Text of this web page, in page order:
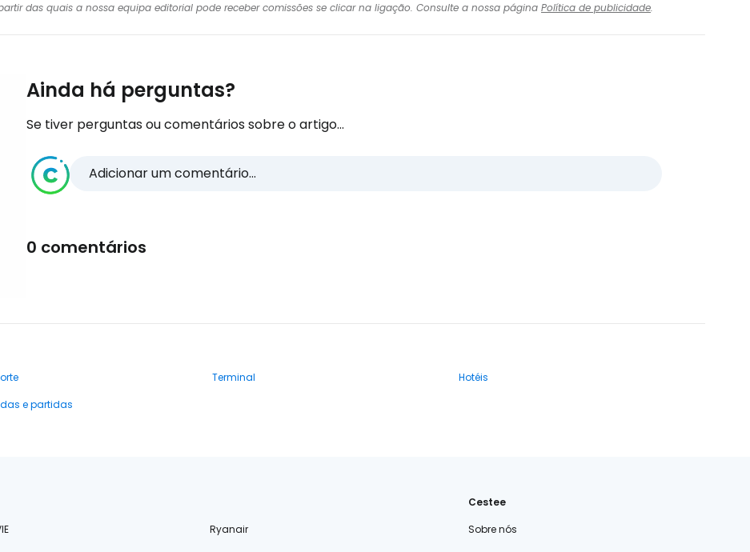
das quais a nossa equipa editorial pode receber comissões se clicar na ligação. Consulte a nossa página Política de publicidade.
Ainda há perguntas?
Se tiver perguntas ou comentários sobre o artigo...
Adicionar um comentário...
0 comentários
Terminal
Hotéis
e partidas
Ryanair
Cestee
Sobre nós